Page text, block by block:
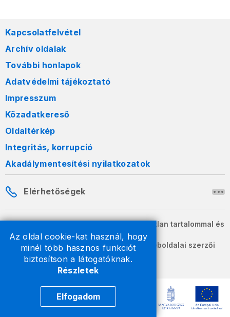
Az oldal cookie-kat használ, hogy
minél több hasznos funkciót
biztosítson a látogatóknak.
Részletek
Elfogadom
Kapcsolatfelvétel
Archív oldalak
További honlapok
Adatvédelmi tájékoztató
Impresszum
Közadatkereső
Oldaltérkép
Integritás, korrupció
Akadálymentesítési nyilatkozatok
Elérhetőségek
A honlapon szereplő információk változatlan tartalommal és
formában szabadon terjeszthetők.
2026 © A Nemzeti Adó- és Vámhivatal weboldalai szerzői
jogvédelem alatt állnak.